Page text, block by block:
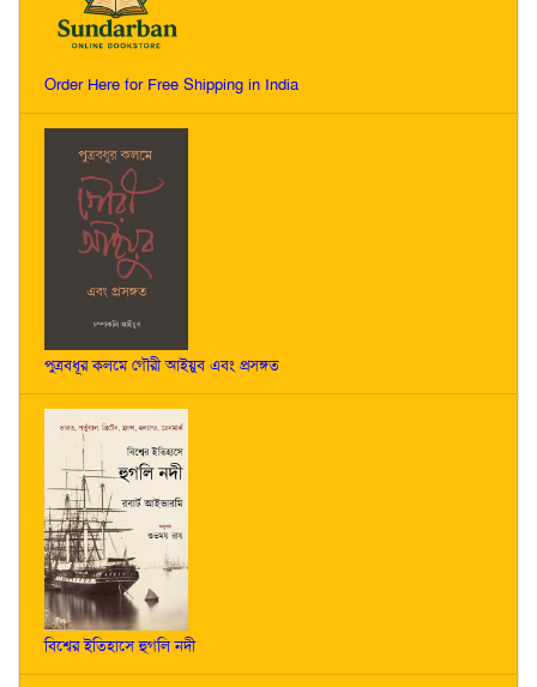
Order Here for Free Shipping in India
পুত্রবধূর কলমে গৌরী আইয়ুব এবং প্রসঙ্গত
বিশ্বের ইতিহাসে হুগলি নদী